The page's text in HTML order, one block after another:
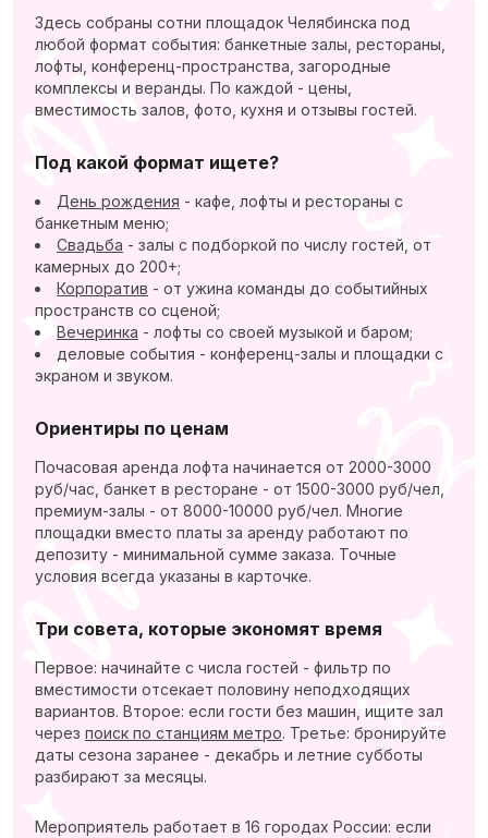
Здесь собраны сотни площадок Челябинска под
любой формат события: банкетные залы, рестораны,
лофты, конференц-пространства, загородные
комплексы и веранды. По каждой - цены,
вместимость залов, фото, кухня и отзывы гостей.
Под какой формат ищете?
День рождения - кафе, лофты и рестораны с
банкетным меню;
Свадьба - залы с подборкой по числу гостей, от
камерных до 200+;
Корпоратив - от ужина команды до событийных
пространств со сценой;
Вечеринка - лофты со своей музыкой и баром;
деловые события - конференц-залы и площадки с
экраном и звуком.
Ориентиры по ценам
Почасовая аренда лофта начинается от 2000-3000
руб/час, банкет в ресторане - от 1500-3000 руб/чел,
премиум-залы - от 8000-10000 руб/чел. Многие
площадки вместо платы за аренду работают по
депозиту - минимальной сумме заказа. Точные
условия всегда указаны в карточке.
Три совета, которые экономят время
Первое: начинайте с числа гостей - фильтр по
вместимости отсекает половину неподходящих
вариантов. Второе: если гости без машин, ищите зал
через поиск по станциям метро. Третье: бронируйте
даты сезона заранее - декабрь и летние субботы
разбирают за месяцы.
Мероприятель работает в 16 городах России: если